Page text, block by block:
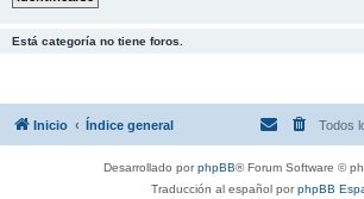
Está categoría no tiene foros.
Inicio Índice general Todos
Desarrollado porphpBB® Forum Software ©
Traducción al español porphpBB